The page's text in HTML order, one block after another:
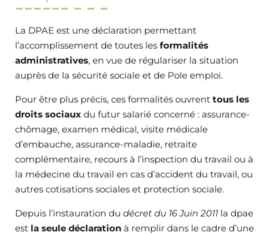
La DPAE est une déclaration permettant
l’accomplissement de toutes les formalités
administratives, en vue de régulariser la situation
auprès de la sécurité sociale et de Pole emploi.
Pour être plus précis, ces formalités ouvrent tous les
droits sociaux du futur salarié concerné : assurance-
chômage, examen médical, visite médicale
d’embauche, assurance-maladie, retraite
complémentaire, recours à l’inspection du travail ou à
la médecine du travail en cas d’accident du travail, ou
autres cotisations sociales et protection sociale.
Depuis l’instauration du décret du 16 Juin 2011 la dpae
est la seule déclaration à remplir dans le cadre d’une